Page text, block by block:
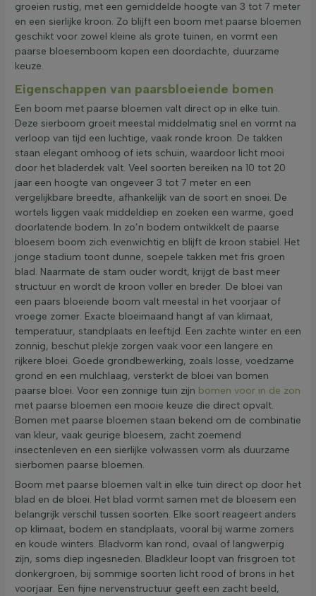
groeien rustig, met een gemiddelde hoogte van 3 tot 7 meter
en een sierlijke kroon. Zo blijft een boom met paarse bloemen
geschikt voor zowel kleine als grote tuinen, en vormt een
paarse bloesemboom kopen een doordachte, duurzame
keuze.
Eigenschappen van paarsbloeiende bomen
Een boom met paarse bloemen valt direct op in elke tuin.
Deze sierboom groeit meestal middelmatig snel en vormt na
verloop van tijd een luchtige, vaak ronde kroon. De takken
staan elegant omhoog of iets schuin, waardoor licht mooi
door het bladerdek valt. Veel soorten bereiken na 10 tot 20
jaar een hoogte van ongeveer 3 tot 7 meter en een
vergelijkbare breedte, afhankelijk van de soort en snoei. De
wortels liggen vaak middeldiep en zoeken een warme, goed
doorlatende bodem. In zo’n bodem ontwikkelt de paarse
bloesem boom zich evenwichtig en blijft de kroon stabiel. Het
jonge stadium toont dunne, soepele takken met fris groen
blad. Naarmate de stam ouder wordt, krijgt de bast meer
structuur en wordt de kroon voller en breder. De bloei van
een paars bloeiende boom valt meestal in het voorjaar of
vroege zomer. Exacte bloeimaand hangt af van klimaat,
temperatuur, standplaats en leeftijd. Een zachte winter en een
zonnig, beschut plekje zorgen vaak voor een langere en
rijkere bloei. Goede grondbewerking, zoals losse, voedzame
grond en een mulchlaag, versterkt de bloei van bomen
paarse bloei. Voor een zonnige tuin zijn bomen voor in de zon
met paarse bloemen een mooie keuze die direct opvalt.
Bomen met paarse bloemen staan bekend om de combinatie
van kleur, vaak geurige bloesem, zacht zoemend
insectenleven en een sierlijke volwassen vorm als duurzame
sierbomen paarse bloemen.
Boom met paarse bloemen valt in elke tuin direct op door het
blad en de bloei. Het blad vormt samen met de bloesem een
belangrijk verschil tussen soorten. Elke soort reageert anders
op klimaat, bodem en standplaats, vooral bij warme zomers
en koude winters. Bladvorm kan rond, ovaal of langwerpig
zijn, soms diep ingesneden. Bladkleur loopt van frisgroen tot
donkergroen, bij sommige soorten licht rood of brons in het
voorjaar. Een fijne nervenstructuur geeft een zacht beeld,